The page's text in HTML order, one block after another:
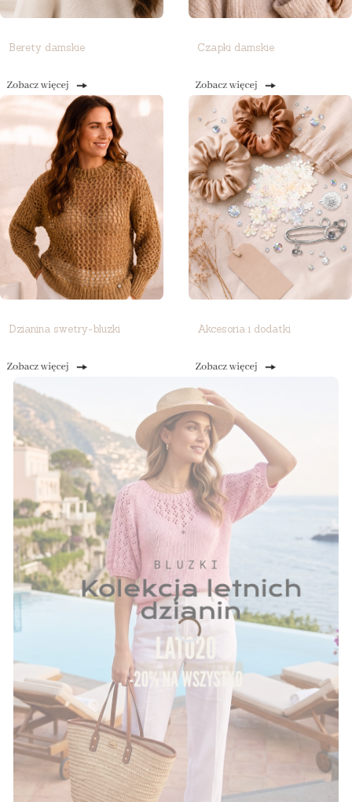
Berety damskie Czapki damskie
Dzianina swetry-bluzki Akcesoria i dodatki